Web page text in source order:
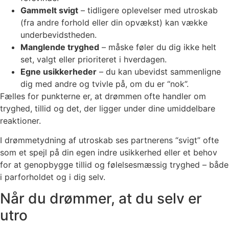
Gammelt svigt – tidligere oplevelser med utroskab
(fra andre forhold eller din opvækst) kan vække
underbevidstheden.
Manglende tryghed – måske føler du dig ikke helt
set, valgt eller prioriteret i hverdagen.
Egne usikkerheder – du kan ubevidst sammenligne
dig med andre og tvivle på, om du er “nok”.
Fælles for punkterne er, at drømmen ofte handler om
tryghed, tillid og det, der ligger under dine umiddelbare
reaktioner.
I drømmetydning af utroskab ses partnerens “svigt” ofte
som et spejl på din egen indre usikkerhed eller et behov
for at genopbygge tillid og følelsesmæssig tryghed – både
i parforholdet og i dig selv.
Når du drømmer, at du selv er
utro